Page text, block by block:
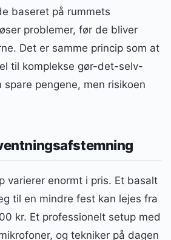
baseret på rummets
problemer, før de bliver
Det er samme princip som at
til komplekse gør-det-selv-
pengene, men risikoen
varierer enormt i pris. Et basalt
til en mindre fest kan lejes fra
kr. Et professionelt setup med
og tekniker på dagen